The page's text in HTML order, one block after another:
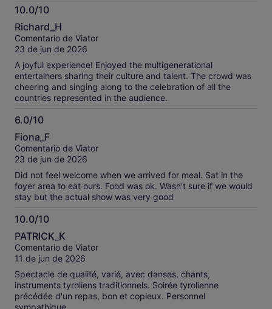
10.0/10
10.0
sobre
10
Richard_H
Comentario de Viator
23 de jun de 2026
A joyful experience! Enjoyed the multigenerational
entertainers sharing their culture and talent. The crowd was
cheering and singing along to the celebration of all the
countries represented in the audience.
6.0/10
6.0
sobre
10
Fiona_F
Comentario de Viator
23 de jun de 2026
Did not feel welcome when we arrived for meal. Sat in the
foyer area to eat ours. Food was ok. Wasn't sure if we would
stay but the actual show was very good
10.0/10
10.0
sobre
10
PATRICK_K
Comentario de Viator
11 de jun de 2026
Spectacle de qualité, varié, avec danses, chants,
instruments tyroliens traditionnels. Soirée tyrolienne
précédée d'un repas, bon et copieux. Personnel